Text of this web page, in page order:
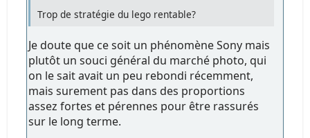
Trop de stratégie du lego rentable?
Je doute que ce soit un phénomène Sony mais
plutôt un souci général du marché photo, qui
on le sait avait un peu rebondi récemment,
mais surement pas dans des proportions
assez fortes et pérennes pour être rassurés
sur le long terme.